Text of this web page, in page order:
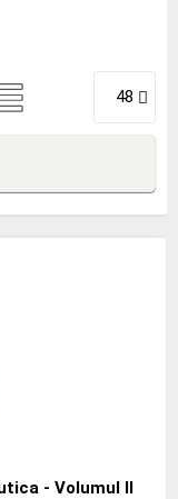
48
- Volumul II